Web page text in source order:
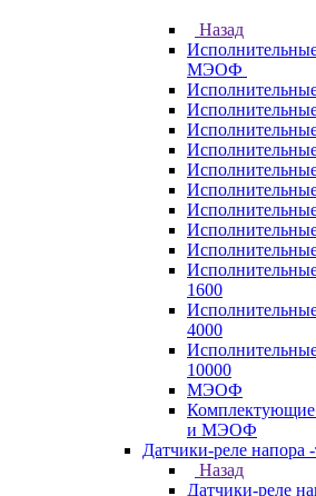
Назад
МЭОФ
1600
4000
10000
МЭОФ
и МЭОФ
Датчики-реле напора
Назад
Датчики-реле